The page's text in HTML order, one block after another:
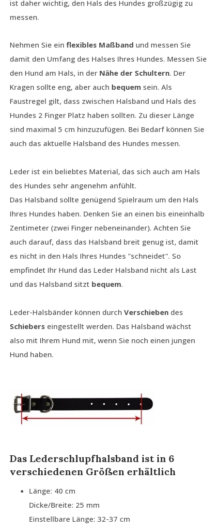
ist daher wichtig, den Hals des Hundes großzügig zu
messen.
Nehmen Sie ein flexibles Maßband und messen Sie
damit den Umfang des Halses Ihres Hundes. Messen Sie
den Hund am Hals, in der Nähe der Schultern. Der
Kragen sollte eng, aber auch bequem sein. Als
Faustregel gilt, dass zwischen Halsband und Hals des
Hundes 2 Finger Platz haben sollten. Zu dieser Länge
sind maximal 5 cm hinzuzufügen. Bei Bedarf können Sie
auch das aktuelle Halsband des Hundes messen.
Leder ist ein beliebtes Material, das sich auch am Hals
des Hundes sehr angenehm anfühlt.
Das Halsband sollte genügend Spielraum um den Hals
Ihres Hundes haben. Denken Sie an einen bis eineinhalb
Zentimeter (zwei Finger nebeneinander). Achten Sie
auch darauf, dass das Halsband breit genug ist, damit
es nicht in den Hals Ihres Hundes "schneidet". So
empfindet Ihr Hund das Leder Halsband nicht als Last
und das Halsband sitzt bequem.
Leder-Halsbänder können durch Verschieben des
Schiebers eingestellt werden. Das Halsband wächst
also mit Ihrem Hund mit, wenn Sie noch einen jungen
Hund haben.
Das Lederschlupfhalsband ist in 6
verschiedenen Größen erhältlich
Länge: 40 cm
Dicke/Breite: 25 mm
Einstellbare Länge: 32-37 cm